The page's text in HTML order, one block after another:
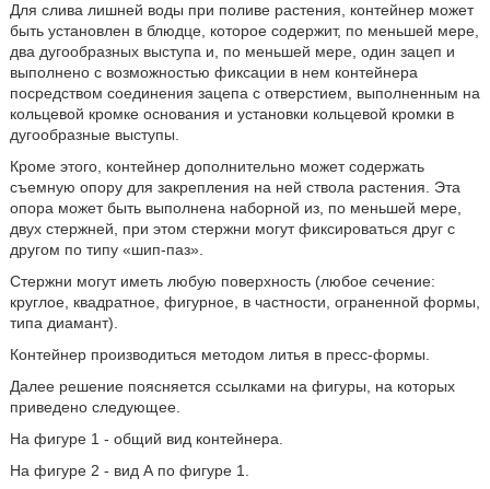
Для слива лишней воды при поливе растения, контейнер может
быть установлен в блюдце, которое содержит, по меньшей мере,
два дугообразных выступа и, по меньшей мере, один зацеп и
выполнено с возможностью фиксации в нем контейнера
посредством соединения зацепа с отверстием, выполненным на
кольцевой кромке основания и установки кольцевой кромки в
дугообразные выступы.
Кроме этого, контейнер дополнительно может содержать
съемную опору для закрепления на ней ствола растения. Эта
опора может быть выполнена наборной из, по меньшей мере,
двух стержней, при этом стержни могут фиксироваться друг с
другом по типу «шип-паз».
Стержни могут иметь любую поверхность (любое сечение:
круглое, квадратное, фигурное, в частности, ограненной формы,
типа диамант).
Контейнер производиться методом литья в пресс-формы.
Далее решение поясняется ссылками на фигуры, на которых
приведено следующее.
На фигуре 1 - общий вид контейнера.
На фигуре 2 - вид А по фигуре 1.